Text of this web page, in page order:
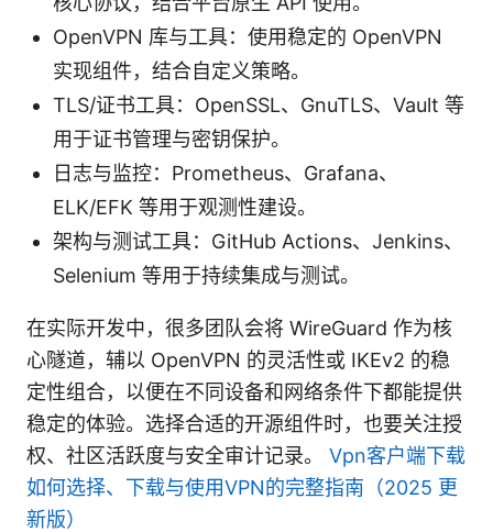
OpenVPN 库与工具：使用稳定的 OpenVPN
实现组件，结合自定义策略。
TLS/证书工具：OpenSSL、GnuTLS、Vault 等
用于证书管理与密钥保护。
日志与监控：Prometheus、Grafana、
ELK/EFK 等用于观测性建设。
架构与测试工具：GitHub Actions、Jenkins、
Selenium 等用于持续集成与测试。
在实际开发中，很多团队会将 WireGuard 作为核
心隧道，辅以 OpenVPN 的灵活性或 IKEv2 的稳
定性组合，以便在不同设备和网络条件下都能提供
稳定的体验。选择合适的开源组件时，也要关注授
权、社区活跃度与安全审计记录。 Vpn客户端下载
如何选择、下载与使用VPN的完整指南（2025 更
新版）